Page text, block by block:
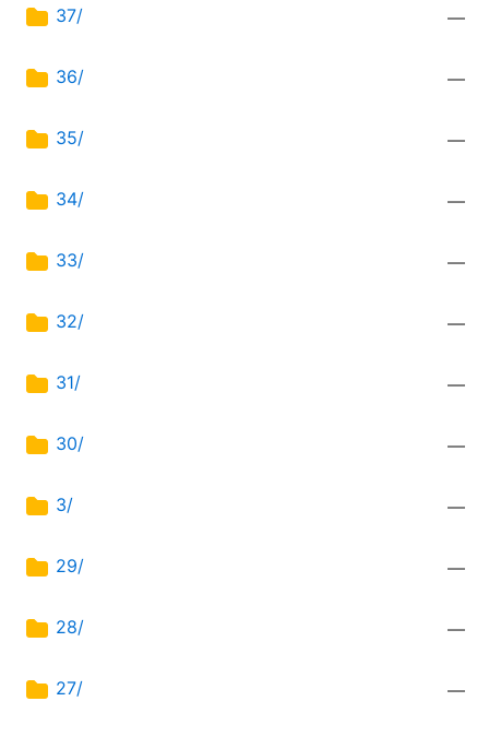
37/ —
36/ —
35/ —
34/ —
33/ —
32/ —
31/ —
30/ —
3/ —
29/ —
28/ —
27/ —